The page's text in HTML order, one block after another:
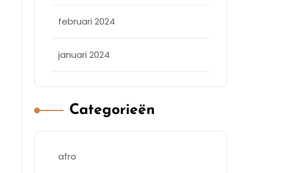
februari 2024
januari 2024
Categorieën
afro